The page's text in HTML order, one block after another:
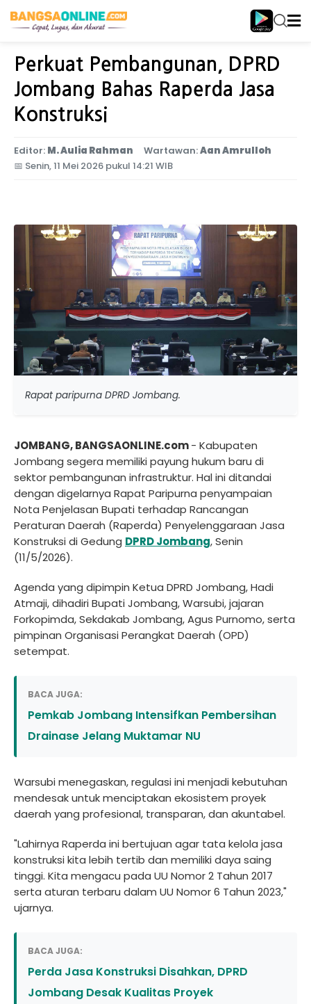
Home Jawa Timur
Perkuat Pembangunan, DPRD
Jombang Bahas Raperda Jasa
Konstruksi
Editor: M. Aulia Rahman Wartawan:Aan Amrulloh
📅 Senin, 11 Mei 2026 pukul 14:21 WIB
Rapat paripurna DPRD Jombang.
JOMBANG, BANGSAONLINE.com- Kabupaten
Jombang segera memiliki payung hukum baru di
sektor pembangunan infrastruktur. Hal ini ditandai
dengan digelarnya Rapat Paripurna penyampaian
Nota Penjelasan Bupati terhadap Rancangan
Peraturan Daerah (Raperda) Penyelenggaraan Jasa
Konstruksi di Gedung DPRD Jombang, Senin
(11/5/2026).
Agenda yang dipimpin Ketua DPRD Jombang, Hadi
Atmaji, dihadiri Bupati Jombang, Warsubi, jajaran
Forkopimda, Sekdakab Jombang, Agus Purnomo, serta
pimpinan Organisasi Perangkat Daerah (OPD)
setempat.
BACA JUGA:
Pemkab Jombang Intensifkan Pembersihan
Drainase Jelang Muktamar NU
Warsubi menegaskan, regulasi ini menjadi kebutuhan
mendesak untuk menciptakan ekosistem proyek
daerah yang profesional, transparan, dan akuntabel.
"Lahirnya Raperda ini bertujuan agar tata kelola jasa
konstruksi kita lebih tertib dan memiliki daya saing
tinggi. Kita mengacu pada UU Nomor 2 Tahun 2017
serta aturan terbaru dalam UU Nomor 6 Tahun 2023,"
ujarnya.
BACA JUGA:
Perda Jasa Konstruksi Disahkan, DPRD
Jombang Desak Kualitas Proyek